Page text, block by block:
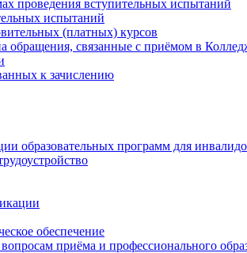
проведения вступительных испытаний
испытаний
(платных) курсов
обращения, связанные с приёмом в
к зачислению
образовательных программ для
обеспечение
приёма и профессионального